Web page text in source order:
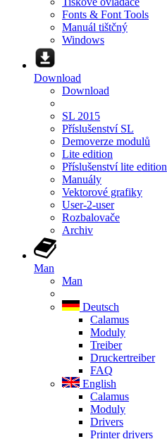
Fonts & Font Tools
Manuál tištčný
Windows
Download
Download
SL 2015
Příslušenství SL
Demoverze modulů
Lite edition
Příslušenství lite edition
Manuály
Vektorové grafiky
User-2-user
Rozbalovače
Archiv
Man
Man
Deutsch
Calamus
Moduly
Treiber
Druckertreiber
FAQ
English
Calamus
Moduly
Drivers
Printer drivers